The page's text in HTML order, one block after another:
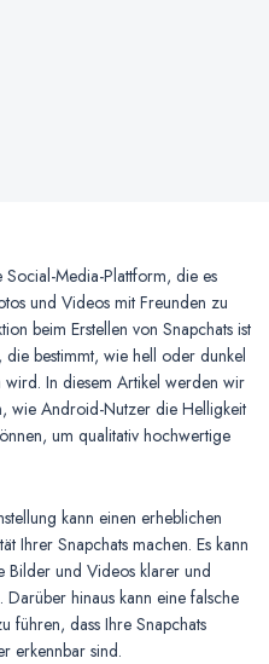
Social-Media-Plattform, die es
und Videos mit Freunden zu
beim Erstellen von Snapchats ist
die bestimmt, wie hell oder dunkel
In diesem Artikel werden wir
wie Android-Nutzer die Helligkeit
um qualitativ hochwertige
kann einen erheblichen
Ihrer Snapchats machen. Es kann
Bilder und Videos klarer und
Darüber hinaus kann eine falsche
führen, dass Ihre Snapchats
erkennbar sind.